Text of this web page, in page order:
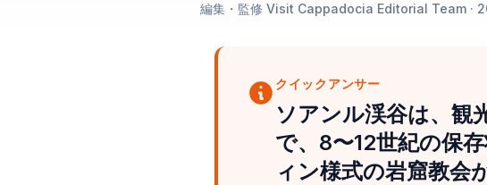
編集・監修 Visit Cappadocia Editorial Team ·
クイックアンサー
ソアンル渓谷は、観
で、8〜12世紀の保
ィン様式の岩窟教会